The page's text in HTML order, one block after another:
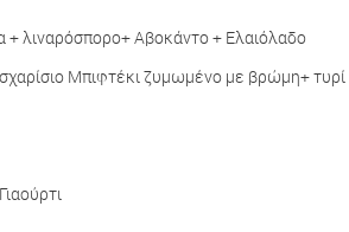
+ λιναρόσπορο+ Αβοκάντο + Ελαιόλαδο
Μπιφτέκι ζυμωμένο με βρώμη+ τυρί